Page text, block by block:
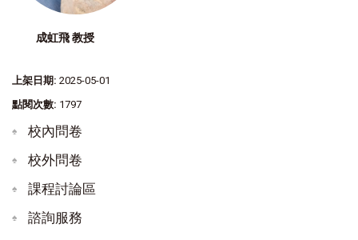
成虹飛 教授
上架日期: 2025-05-01
點閱次數: 1797
校內問卷
校外問卷
課程討論區
諮詢服務